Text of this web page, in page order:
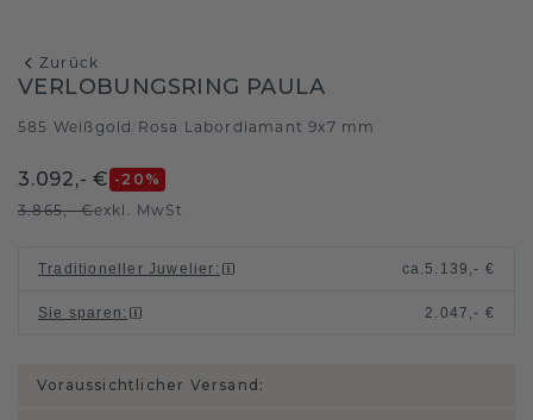
Zurück
VERLOBUNGSRING PAULA
585 Weißgold Rosa Labordiamant 9x7 mm
3.092,- € -20 %
3.865,- €exkl. MwSt
Traditioneller Juwelier : ca.5.139,- €
Sie sparen : 2.047,- €
Voraussichtlicher Versand: